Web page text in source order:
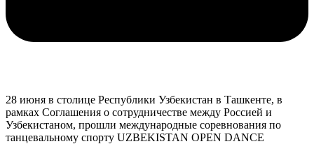
28 июня в столице Республики Узбекистан в Ташкенте, в
рамках Соглашения о сотрудничестве между Россией и
Узбекистаном, прошли международные соревнования по
танцевальному спорту UZBEKISTAN OPEN DANCE